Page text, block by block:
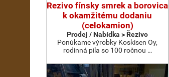
Rezivo fínsky smrek a borovica
k okamžitému dodaniu
(celokamion)
Prodej / Nabídka > Řezivo
Ponúkame výrobky Koskisen Oy,
rodinná píla so 100 ročnou …